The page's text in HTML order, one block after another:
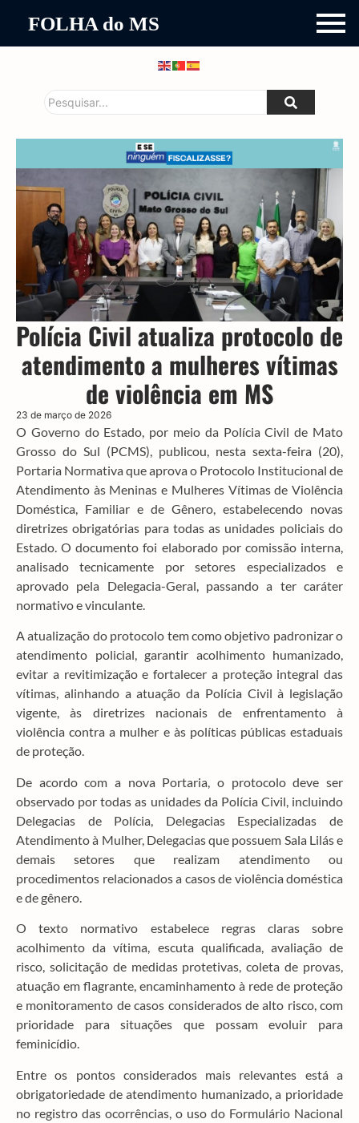
FOLHA do MS
Polícia Civil atualiza protocolo de
atendimento a mulheres vítimas
de violência em MS
23 de março de 2026
O Governo do Estado, por meio da Polícia Civil de Mato
Grosso do Sul (PCMS), publicou, nesta sexta-feira (20),
Portaria Normativa que aprova o Protocolo Institucional de
Atendimento às Meninas e Mulheres Vítimas de Violência
Doméstica, Familiar e de Gênero, estabelecendo novas
diretrizes obrigatórias para todas as unidades policiais do
Estado. O documento foi elaborado por comissão interna,
analisado tecnicamente por setores especializados e
aprovado pela Delegacia-Geral, passando a ter caráter
normativo e vinculante.
A atualização do protocolo tem como objetivo padronizar o
atendimento policial, garantir acolhimento humanizado,
evitar a revitimização e fortalecer a proteção integral das
vítimas, alinhando a atuação da Polícia Civil à legislação
vigente, às diretrizes nacionais de enfrentamento à
violência contra a mulher e às políticas públicas estaduais
de proteção.
De acordo com a nova Portaria, o protocolo deve ser
observado por todas as unidades da Polícia Civil, incluindo
Delegacias de Polícia, Delegacias Especializadas de
Atendimento à Mulher, Delegacias que possuem Sala Lilás e
demais setores que realizam atendimento ou
procedimentos relacionados a casos de violência doméstica
e de gênero.
O texto normativo estabelece regras claras sobre
acolhimento da vítima, escuta qualificada, avaliação de
risco, solicitação de medidas protetivas, coleta de provas,
atuação em flagrante, encaminhamento à rede de proteção
e monitoramento de casos considerados de alto risco, com
prioridade para situações que possam evoluir para
feminicídio.
Entre os pontos considerados mais relevantes está a
obrigatoriedade de atendimento humanizado, a prioridade
no registro das ocorrências, o uso do Formulário Nacional